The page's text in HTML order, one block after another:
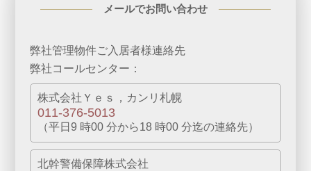
メールでお問い合わせ
弊社管理物件ご入居者様連絡先
弊社コールセンター：
株式会社Ｙｅｓ，カンリ札幌
011-376-5013
（平⽇9 時00 分から18 時00 分迄の連絡先）
北幹警備保障株式会社